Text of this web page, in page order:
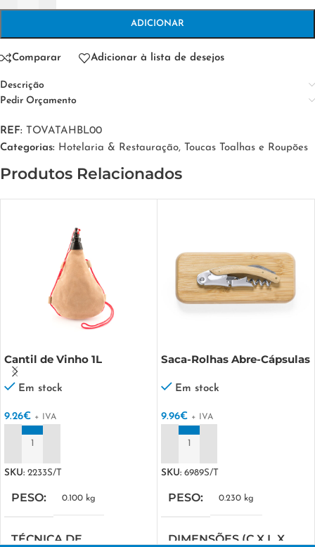
ADICIONAR
Comparar Adicionar à lista de desejos
Descrição
Pedir Orçamento
REF:
TOVATAHBL00
Categorias: Hotelaria & Restauração, Toucas Toalhas e Roupões
Produtos Relacionados
Cantil de Vinho 1L
Em stock
9.26€ + IVA
SKU: 2233S/T
PESO 0.100 kg
TÉCNICA DE
Saca-Rolhas Abre-Cápsulas
Em stock
9.96€ + IVA
SKU: 6989S/T
PESO 0.230 kg
DIMENSÕES (C X L X